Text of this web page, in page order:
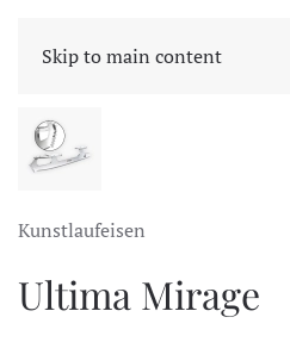
Skip to main content
Kunstlaufeisen
Ultima Mirage